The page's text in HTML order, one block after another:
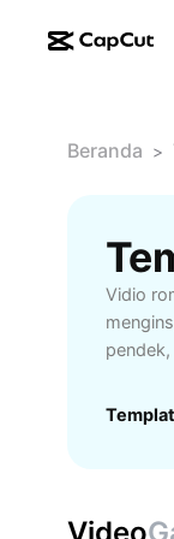
Beranda >
Vidio